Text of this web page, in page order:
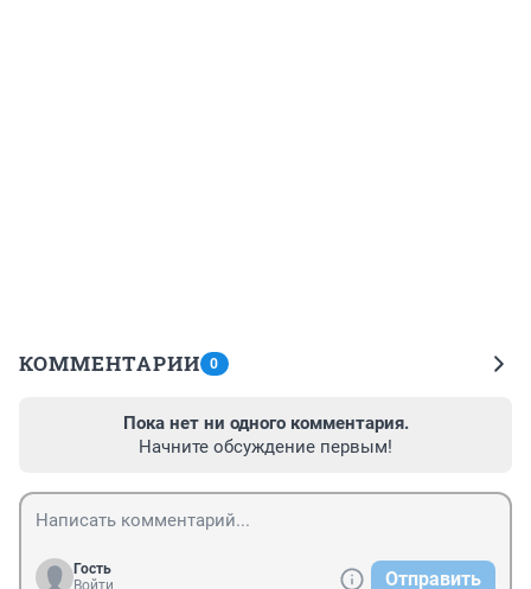
КОММЕНТАРИИ 0
Пока нет ни одного комментария.
Начните обсуждение первым!
Гость
Отправить